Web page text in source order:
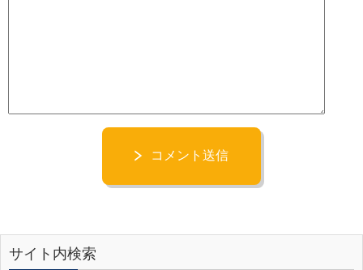
コメント送信
サイト内検索